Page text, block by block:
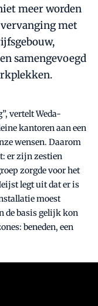
meer worden
vervanging met
samengevoegd
vertelt Weda-
kantoren aan een
wensen. Daarom
er zijn zestien
zorgde voor het
legt uit dat er is
moest
de basis gelijk kon
beneden, een